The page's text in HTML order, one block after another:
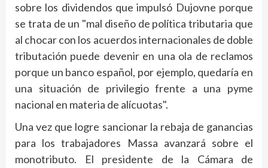
sobre los dividendos que impulsó Dujovne porque
se trata de un "mal diseño de política tributaria que
al chocar con los acuerdos internacionales de doble
tributación puede devenir en una ola de reclamos
porque un banco español, por ejemplo, quedaría en
una situación de privilegio frente a una pyme
nacional en materia de alícuotas".
Una vez que logre sancionar la rebaja de ganancias
para los trabajadores Massa avanzará sobre el
monotributo. El presidente de la Cámara de